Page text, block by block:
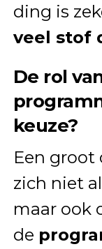
ding is
veel stof
De rol
keuze?
Een groot
zich niet
maar ook
de